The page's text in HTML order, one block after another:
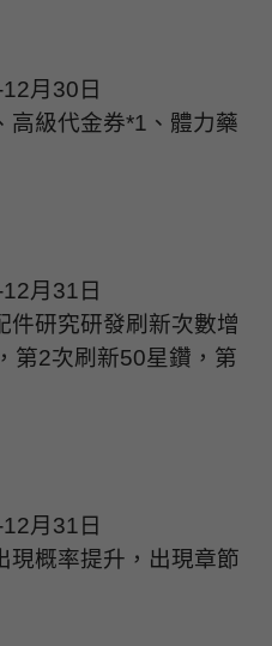
12月 30 日
高級代金券*1 、體力藥
12月 31 日
件研究研發刷新次數增
第2次刷新50星鑽，第
12月 31 日
現概率提升，出現章節